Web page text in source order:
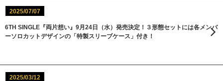
2025/07/07
6TH SINGLE『両片想い』9月24日（水）発売決定！３形態セットには各メンバ
ーソロカットデザインの「特製スリーブケース」付き！
2025/03/12